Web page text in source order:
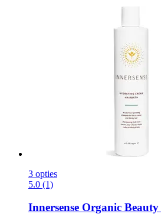
3 opties
5.0 (1)
Innersense Organic Beauty